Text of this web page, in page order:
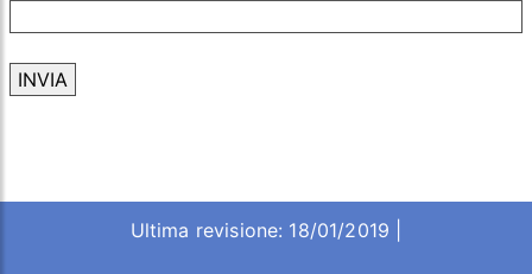
Ultima revisione: 18/01/2019 |